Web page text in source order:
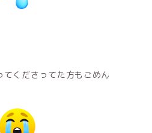
くださってた方もごめん